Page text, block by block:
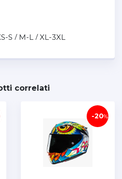
S / M-L / XL-3XL
correlati
-20%